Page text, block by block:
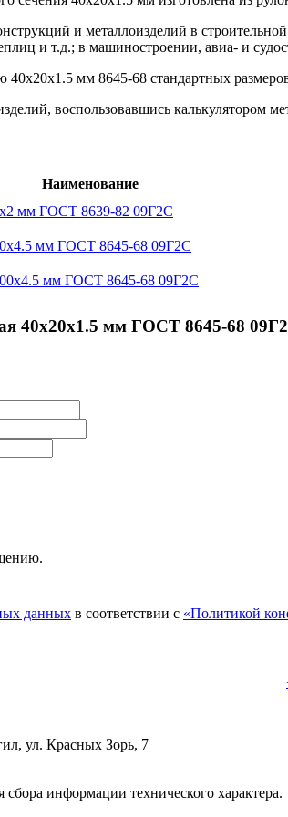
и металлоизделий в
и т.д.; в машиностроении, авиа- и
мм 8645-68 стандартных
воспользовавшись калькулятором
Наименование
мм ГОСТ 8639-82 09Г2С
мм ГОСТ 8645-68 09Г2С
мм ГОСТ 8645-68 09Г2С
40x20x1.5 мм ГОСТ 8645-68
данных в соответствии с «Политикой
ул. Красных Зорь, 7
информации технического характера.